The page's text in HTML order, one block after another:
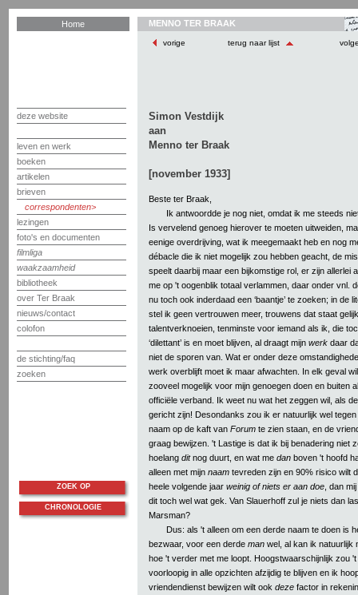
Home
deze website
leven en werk
boeken
artikelen
brieven
correspondenten
lezingen
foto's en documenten
filmliga
waakzaamheid
bibliotheek
over Ter Braak
nieuws/contact
colofon
de stichting/faq
zoeken
MENNO TER BRAAK
vorige terug naar lijst
Simon Vestdijk
aan
Menno ter Braak
[november 1933]
Beste ter Braak,
Ik antwoordde je nog niet, omdat ik me steeds
Is vervelend genoeg hierover te moeten uitweiden,
eenige overdrijving, wat ik meegemaakt heb en nog
débacle die ik niet mogelijk zou hebben geacht, de
speelt daarbij maar een bijkomstige rol, er zijn allerlei
me op 't oogenblik totaal verlammen, daar onder vnl.
nu toch ook inderdaad een ‘baantje’ te zoeken; in de
stel ik geen vertrouwen meer, trouwens dat staat
talentverknoeien, tenminste voor iemand als ik, die
‘dilettant’ is en moet blijven, al draagt mijn werk daar
niet de sporen van. Wat er onder deze
werk overblijft moet ik maar afwachten. In elk geval
zooveel mogelijk voor mijn genoegen doen en buiten
officiële verband. Ik weet nu wat het zeggen wil, als
gericht zijn! Desondanks zou ik er natuurlijk wel
naam op de kaft van Forum te zien staan, en de
graag bewijzen. 't Lastige is dat ik bij benadering niet
hoelang ditnog duurt, en wat me dan boven 't hoofd
alleen met mijn naam tevreden zijn en 90% risico wilt
heele volgende jaar weinig of niets er aan doe , dan
dit toch wel wat gek. Van Slauerhoff zul je niets dan
Marsman?
Dus: als 't alleen om een derde naam te doen is
bezwaar, voor een derde man wel, al kan ik natuurlijk
hoe 't verder met me loopt. Hoogstwaarschijnlijk zou 't
voorloopig in alle opzichten afzijdig te blijven en ik
vriendendienst bewijzen wilt ook deze factor in
ZOEK OP
CHRONOLOGIE